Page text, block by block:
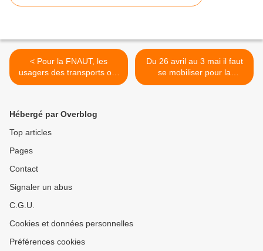
< Pour la FNAUT, les
usagers des transports ont
besoin de l’écotaxe
Du 26 avril au 3 mai il faut
se mobiliser pour la
pollutaxe ! >
Hébergé par Overblog
Top articles
Pages
Contact
Signaler un abus
C.G.U.
Cookies et données personnelles
Préférences cookies